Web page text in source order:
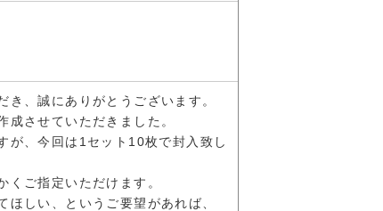
き、誠にありがとうございます。
させていただきました。
が、今回は1セット10枚で封入致し
くご指定いただけます。
ほしい、というご要望があれば、